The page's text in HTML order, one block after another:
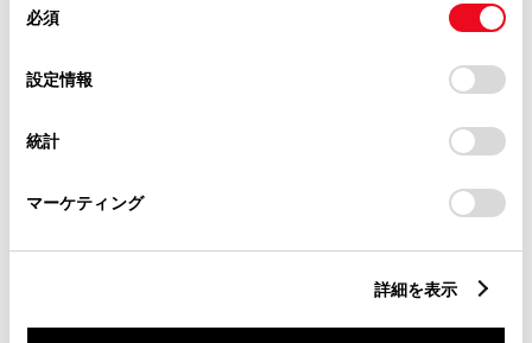
デバイスにすべてのCookie(クッキー)が保存されることに同
意したことになります。Cookie(クッキー)のオプトアウト、
設定の変更、同意を撤回したりするにあたっては、当社の
「Cookie（クッキー）情報の取り扱いについて
」をご覧くだ
必須
設定情報
統計
マーケティング
詳細を表示
チャットでのお問い合わせはお待たせ